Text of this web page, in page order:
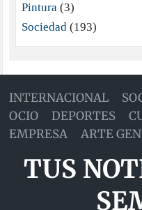
Pintura(3)
Sociedad(193)
INTERNACIONAL
OCIO
DEPORTES
EMPRESA
ARTE
TUS